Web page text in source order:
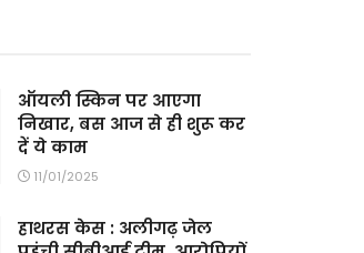
ऑयली स्किन पर आएगा
निखार, बस आज से ही शुरू कर
दें ये काम
11/01/2025
हाथरस केस : अलीगढ़ जेल